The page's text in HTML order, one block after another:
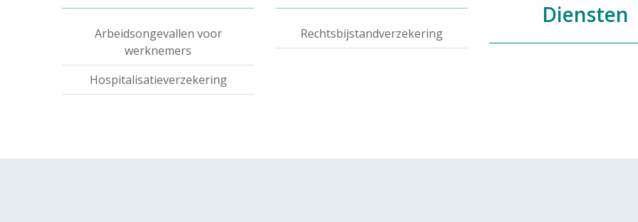
Arbeidsongevallen voor
werknemers
Hospitalisatieverzekering
Rechtsbijstandverzekering
Diensten